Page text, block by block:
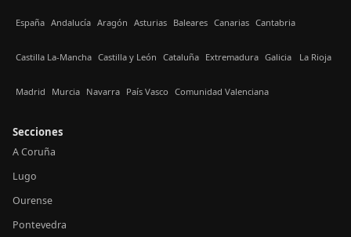
España Andalucía Aragón Asturias Baleares Canarias Cantabria
Castilla La-Mancha Castilla y León Cataluña Extremadura Galicia La Rioja
Madrid Murcia Navarra País Vasco Comunidad Valenciana
Secciones
A Coruña
Lugo
Ourense
Pontevedra